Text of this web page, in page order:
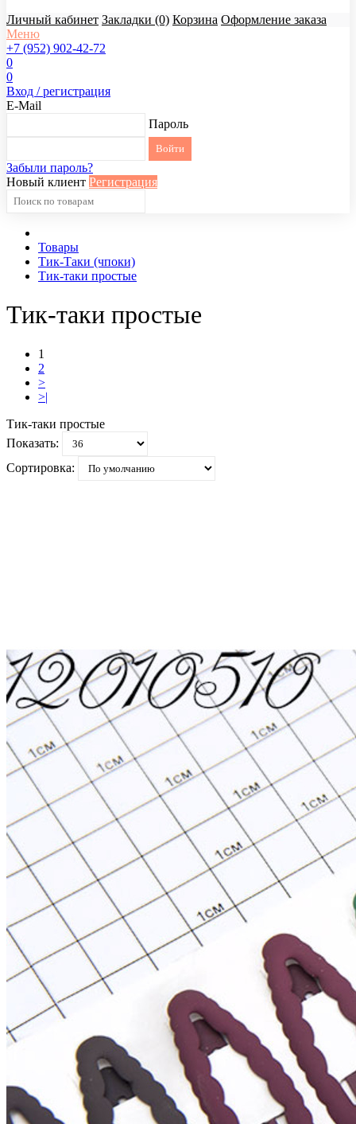
Личный кабинет Закладки (0) Корзина Оформление заказа
Меню
+7 (952) 902-42-72
0
0
Вход / регистрация
E-Mail
Пароль
Забыли пароль?
Новый клиент Регистрация
Товары
Тик-Таки (чпоки)
Тик-таки простые
Тик-таки простые
1
2
>
>|
Тик-таки простые
Показать:
Сортировка: